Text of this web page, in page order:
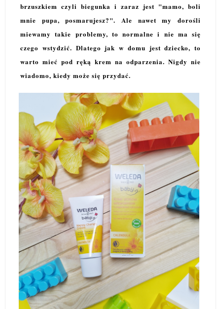
brzuszkiem czyli biegunka i zaraz jest "mamo, boli
mnie pupa, posmarujesz?". Ale nawet my dorośli
miewamy takie problemy, to normalne i nie ma się
czego wstydzić. Dlatego jak w domu jest dziecko, to
warto mieć pod ręką krem na odparzenia. Nigdy nie
wiadomo, kiedy może się przydać.